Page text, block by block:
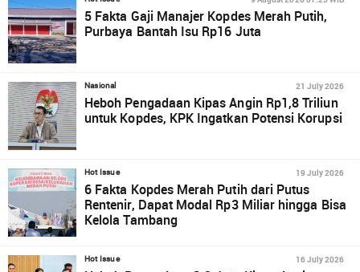
5 Fakta Gaji Manajer Kopdes Merah Putih,
Purbaya Bantah Isu Rp16 Juta
Nasional 21 July 2026
Heboh Pengadaan Kipas Angin Rp1,8 Triliun
untuk Kopdes, KPK Ingatkan Potensi Korupsi
Hot Issue 19 July 2026
6 Fakta Kopdes Merah Putih dari Putus
Rentenir, Dapat Modal Rp3 Miliar hingga Bisa
Kelola Tambang
Hot Issue 16 July 2026